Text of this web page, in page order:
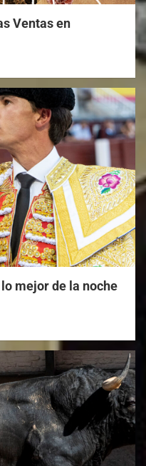
Ventas en
mejor de la noche